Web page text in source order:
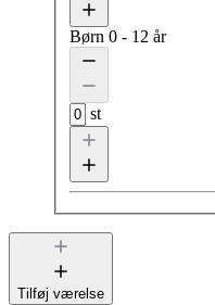
Børn 0 - 12 år
st
Tilføj værelse